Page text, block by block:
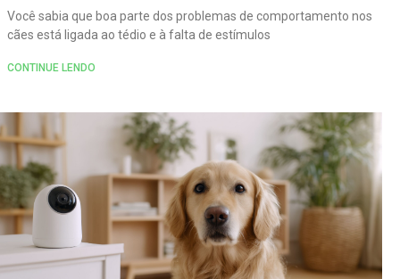
Você sabia que boa parte dos problemas de comportamento nos
cães está ligada ao tédio e à falta de estímulos
CONTINUE LENDO